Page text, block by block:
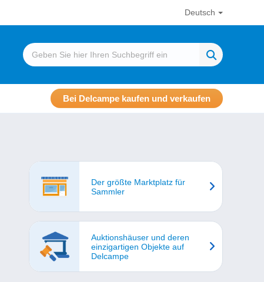
Deutsch
Bei Delcampe kaufen und verkaufen
Der größte Marktplatz für
Sammler
Auktionshäuser und deren
einzigartigen Objekte auf
Delcampe